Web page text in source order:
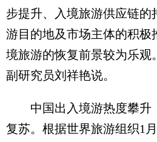
步提升、入境旅游供应链的
游目的地及市场主体的积极
境旅游的恢复前景较为乐观
副研究员刘祥艳说。
中国出入境游热度攀升
复苏。根据世界旅游组织1